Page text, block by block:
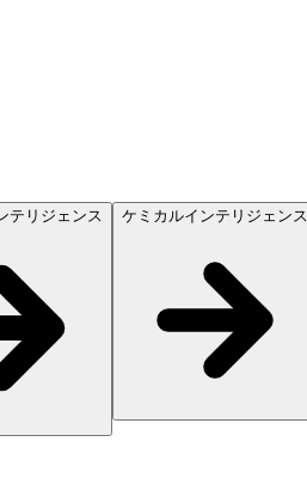
テリジェンス ケミカルインテリジェンス